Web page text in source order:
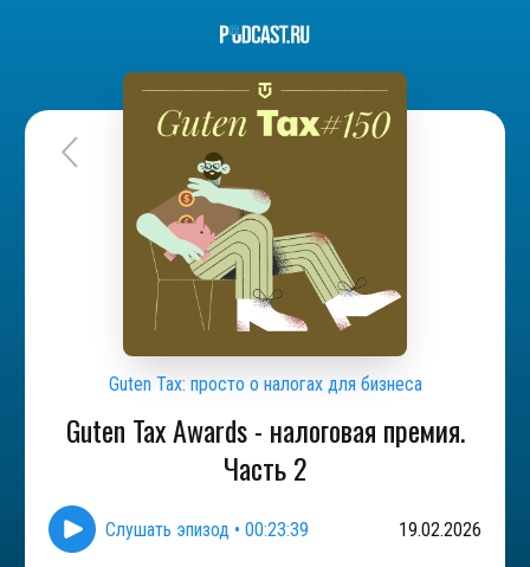
Guten Tax: просто о налогах для бизнеса
Guten Tax Awards - налоговая премия.
Часть 2
Слушать эпизод • 00:23:39 19.02.2026